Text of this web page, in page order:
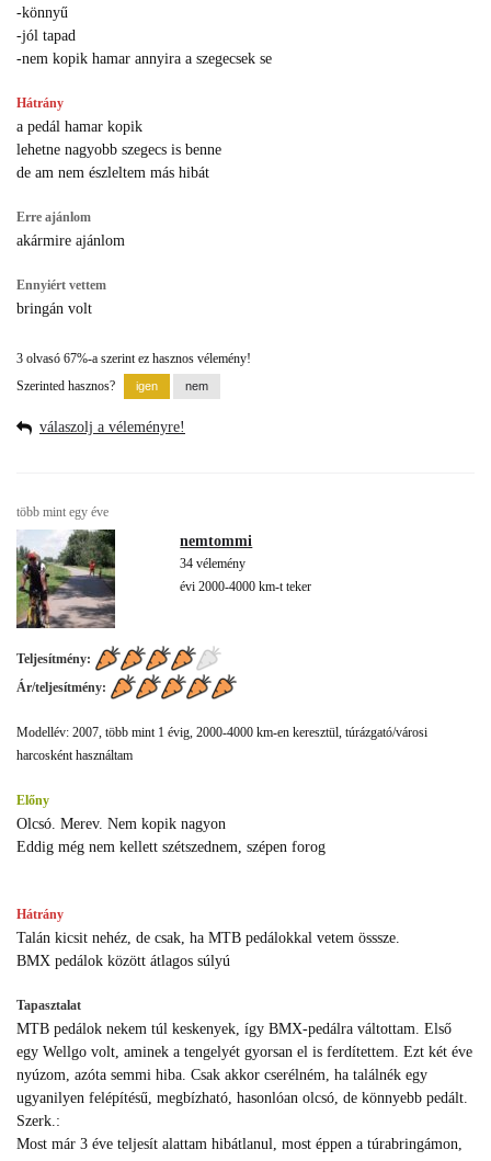
-könnyű
-jól tapad
-nem kopik hamar annyira a szegecsek se
Hátrány
a pedál hamar kopik
lehetne nagyobb szegecs is benne
de am nem észleltem más hibát
Erre ajánlom
akármire ajánlom
Ennyiért vettem
bringán volt
3 olvasó 67%-a szerint ez hasznos vélemény!
Szerinted hasznos?
válaszolj a véleményre!
több mint egy éve
nemtommi
34 vélemény
évi 2000-4000 km-t teker
Teljesítmény:
Ár/teljesítmény:
Modellév: 2007, több mint 1 évig, 2000-4000 km-en keresztül, túrázgató/városi
harcosként használtam
Előny
Olcsó. Merev. Nem kopik nagyon
Eddig még nem kellett szétszednem, szépen forog
Hátrány
Talán kicsit nehéz, de csak, ha MTB pedálokkal vetem össsze.
BMX pedálok között átlagos súlyú
Tapasztalat
MTB pedálok nekem túl keskenyek, így BMX-pedálra váltottam. Első
egy Wellgo volt, aminek a tengelyét gyorsan el is ferdítettem. Ezt két éve
nyúzom, azóta semmi hiba. Csak akkor cserélném, ha találnék egy
ugyanilyen felépítésű, megbízható, hasonlóan olcsó, de könnyebb pedált.
Szerk.:
Most már 3 éve teljesít alattam hibátlanul, most éppen a túrabringámon,